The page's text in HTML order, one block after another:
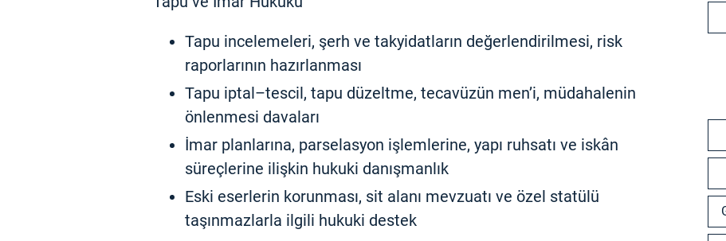
Tapu incelemeleri, şerh ve takyidatların değerlendirilmesi, risk
raporlarının hazırlanması
Tapu iptal–tescil, tapu düzeltme, tecavüzün men’i, müdahalenin
önlenmesi davaları
İmar planlarına, parselasyon işlemlerine, yapı ruhsatı ve iskân
süreçlerine ilişkin hukuki danışmanlık
Eski eserlerin korunması, sit alanı mevzuatı ve özel statülü
taşınmazlarla ilgili hukuki destek